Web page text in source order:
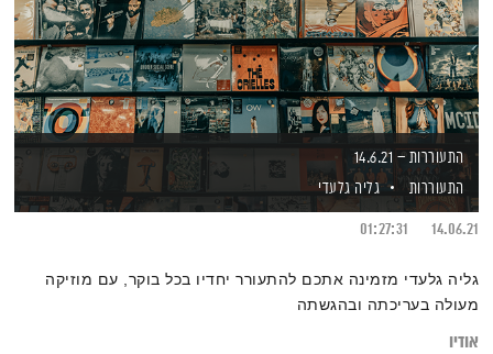
התעוררות – 14.6.21
התעוררות
גליה גלעדי
14.06.21
01:27:31
גליה גלעדי מזמינה אתכם להתעורר יחדיו בכל בוקר, עם מוזיקה
מעולה בעריכתה ובהגשתה
אודיו